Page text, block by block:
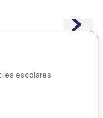
escolares